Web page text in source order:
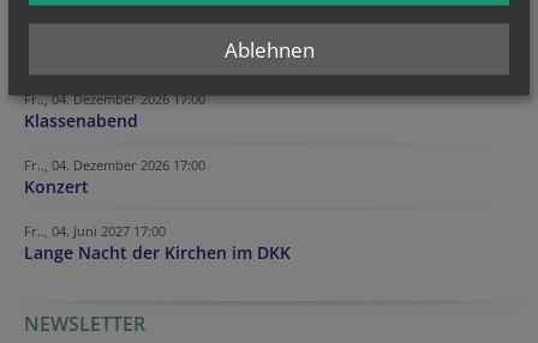
Fr.., 04. Dezember 2026 17:00
Klassenabend
Fr.., 04. Dezember 2026 17:00
Konzert
Fr.., 04. Juni 2027 17:00
Lange Nacht der Kirchen im DKK
NEWSLETTER
Ablehnen